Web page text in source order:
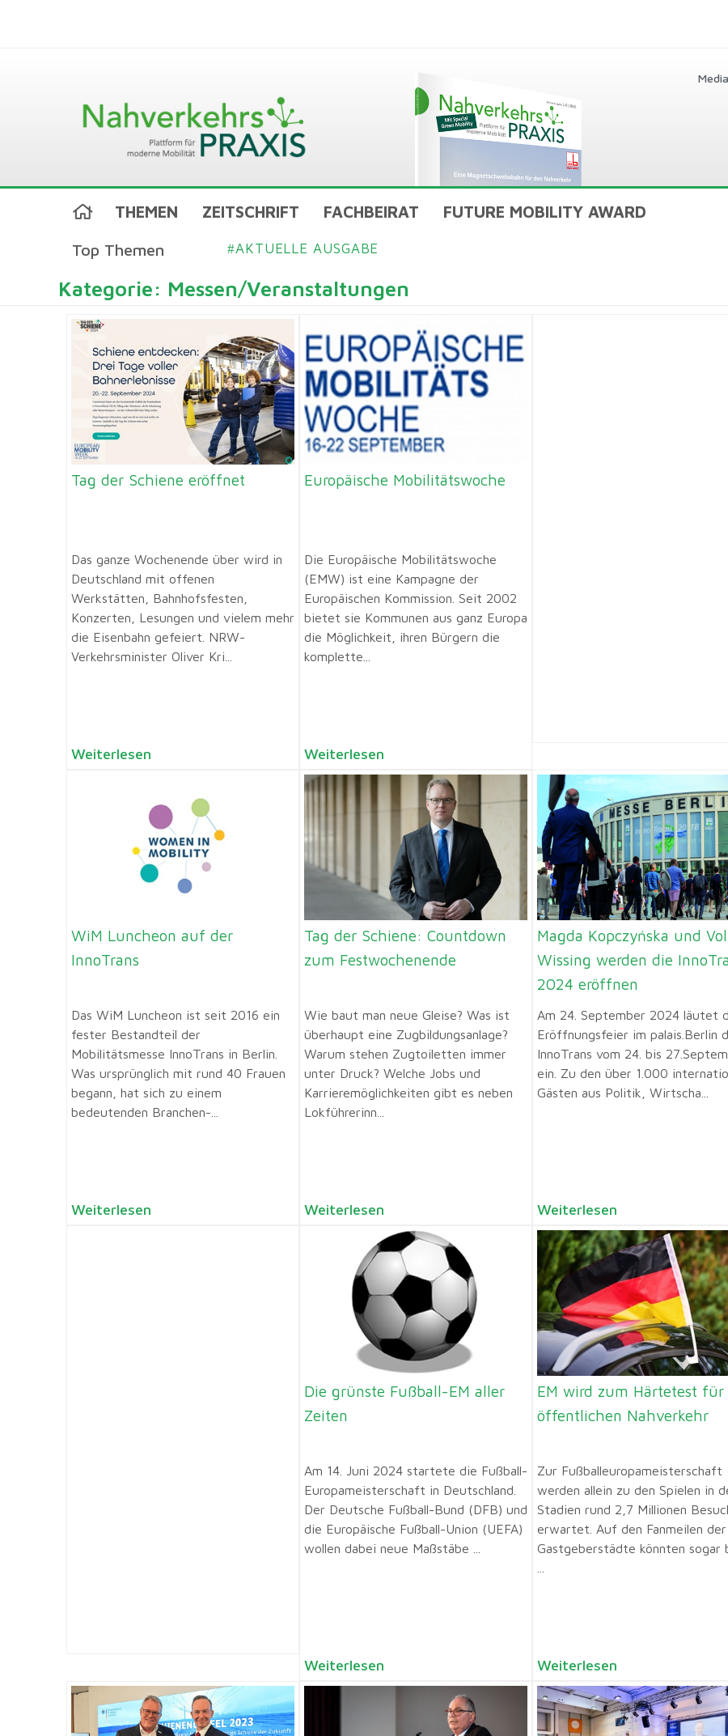
THEMEN ZEITSCHRIFT FACHBEIRAT FUTURE MOBILITY AWARD
Top Themen #AKTUELLE AUSGABE
Kategorie: Messen/Veranstaltungen
Tag der Schiene eröffnet
Das ganze Wochenende über wird in
Deutschland mit offenen
Werkstätten, Bahnhofsfesten,
Konzerten, Lesungen und vielem mehr
die Eisenbahn gefeiert. NRW-
Verkehrsminister Oliver Kri...
Weiterlesen
Europäische Mobilitätswoche
Die Europäische Mobilitätswoche
(EMW) ist eine Kampagne der
Europäischen Kommission. Seit 2002
bietet sie Kommunen aus ganz Europa
die Möglichkeit, ihren Bürgern die
komplette...
Weiterlesen
WiM Luncheon auf der
InnoTrans
Das WiM Luncheon ist seit 2016 ein
fester Bestandteil der
Mobilitätsmesse InnoTrans in Berlin.
Was ursprünglich mit rund 40 Frauen
begann, hat sich zu einem
bedeutenden Branchen-...
Weiterlesen
Tag der Schiene: Countdown
zum Festwochenende
Wie baut man neue Gleise? Was ist
überhaupt eine Zugbildungsanlage?
Warum stehen Zugtoiletten immer
unter Druck? Welche Jobs und
Karrieremöglichkeiten gibt es neben
Lokführerinn...
Weiterlesen
Magda Kopczyńska und
Wissing werden die
2024 eröffnen
Am 24. September 2024 läutet
Eröffnungsfeier im palais.Berlin
InnoTrans vom 24. bis
ein. Zu den über 1.000
Gästen aus Politik, Wirtscha...
Weiterlesen
Die grünste Fußball-EM aller
Zeiten
Am 14. Juni 2024 startete die Fußball-
Europameisterschaft in Deutschland.
Der Deutsche Fußball-Bund (DFB) und
die Europäische Fußball-Union (UEFA)
wollen dabei neue Maßstäbe ...
Weiterlesen
EM wird zum Härtetest für
öffentlichen Nahverkehr
Zur Fußballeuropameisterschaft
werden allein zu den Spielen in
Stadien rund 2,7 Millionen
erwartet. Auf den Fanmeilen der
Gastgeberstädte könnten sogar
Weiterlesen